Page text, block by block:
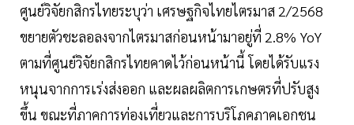
ศูนย์วิจัยกสิกรไทยระบุว่า เศรษฐกิจไทยไตรมาส 2/2568
ขยายตัวชะลอลงจากไตรมาสก่อนหน้ามาอยู่ที่ 2.8% YoY
ตามที่ศูนย์วิจัยกสิกรไทยคาดไว้ก่อนหน้านี้ โดยได้รับแรง
หนุนจากการเร่งส่งออก และผลผลิตการเกษตรที่ปรับสูง
ขึ้น ขณะที่ภาคการท่องเที่ยวและการบริโภคภาคเอกชน